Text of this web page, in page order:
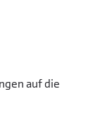
auf die